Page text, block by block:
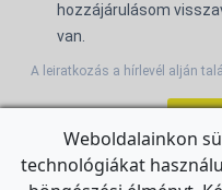
hozzájárulásom
van.
A leiratkozás a hírlevél alján
For the English
Weboldalainkon
technológiákat